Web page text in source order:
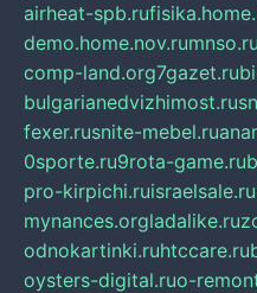
airheat-spb.ru
demo.home.nov.rumnso.ru
comp-land.org7gazet.ru
bulgarianedvizhimost.ru
fexer.rusnite-mebel.ru
0sporte.ru9rota-game.ru
pro-kirpichi.ruisraelsale.ru
mynances.orgladalike.ru
odnokartinki.ruhtccare.ru
oysters-digital.ruo-